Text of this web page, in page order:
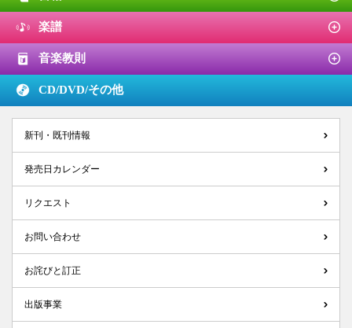
楽譜
音楽教則
CD/DVD/その他
新刊・既刊情報
発売日カレンダー
リクエスト
お問い合わせ
お詫びと訂正
出版事業